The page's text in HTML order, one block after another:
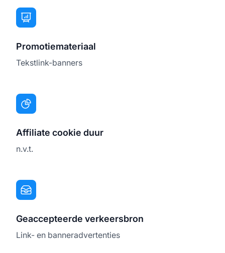
Promotiemateriaal
Tekstlink-banners
Affiliate cookie duur
n.v.t.
Geaccepteerde verkeersbron
Link- en banneradvertenties